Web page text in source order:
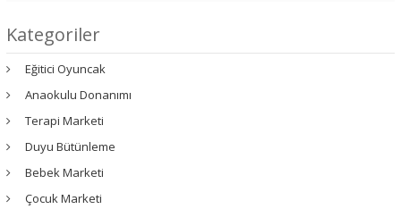
Kategoriler
Eğitici Oyuncak
Anaokulu Donanımı
Terapi Marketi
Duyu Bütünleme
Bebek Marketi
Çocuk Marketi